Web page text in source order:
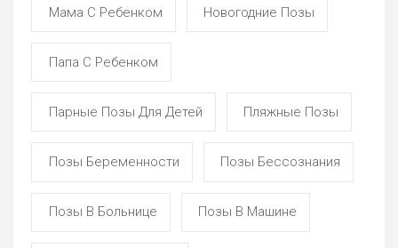
Мама С Ребенком Новогодние Позы
Папа С Ребенком
Парные Позы Для Детей Пляжные Позы
Позы Беременности Позы Бессознания
Позы В Больнице Позы В Машине